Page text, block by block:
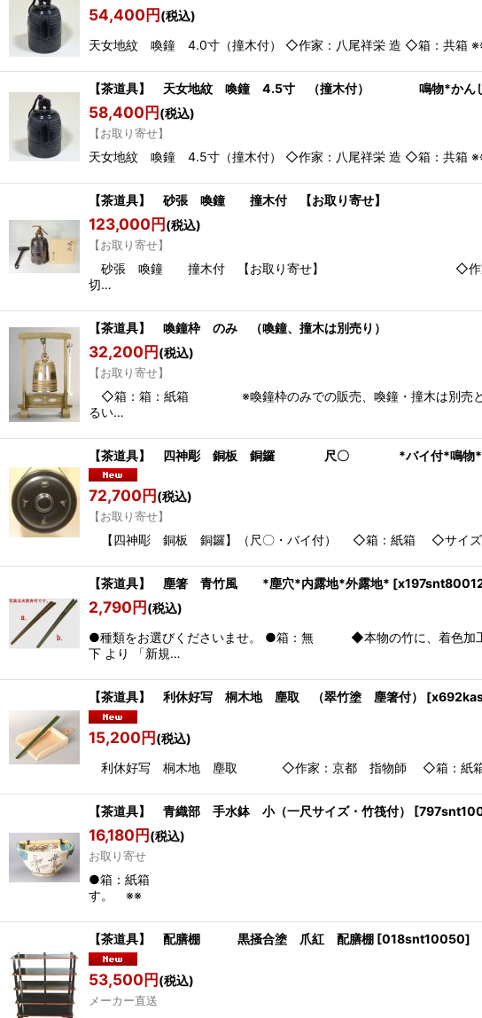
54,400円(税込)
天女地紋 喚鐘 4.0寸（撞木付） ◇作家：八尾祥栄 造 ◇箱：共箱
【茶道具】 天女地紋 喚鐘 4.5寸 （撞木付） 鳴物*かんし
58,400円(税込)
【お取り寄せ】
天女地紋 喚鐘 4.5寸（撞木付） ◇作家：八尾祥栄 造 ◇箱：共箱
【茶道具】 砂張 喚鐘 撞木付 【お取り寄せ】 *か
123,000円(税込)
【お取り寄せ】
砂張 喚鐘 撞木付 【お取り寄せ】 ◇作家：義長 造 ◇
切…
【茶道具】 喚鐘枠 のみ （喚鐘、撞木は別売り） *鳴
32,200円(税込)
【お取り寄せ】
◇箱：箱：紙箱 ※喚鐘枠のみでの販売
るい…
【茶道具】 四神彫 銅板 銅鑼 尺〇 *バイ付*鳴物*
72,700円(税込)
【お取り寄せ】
【四神彫 銅板 銅鑼】（尺〇・バイ付） ◇箱：紙箱 ◇サイズ
【茶道具】 塵箸 青竹風 *塵穴*内露地*外露地* [
2,790円(税込)
●種類をお選びくださいませ。 ●箱：無 ◆本物の竹に、着色加
下 より 「新規…
【茶道具】 利休好写 桐木地 塵取 （翠竹塗 塵箸付） [
15,200円(税込)
利休好写 桐木地 塵取 ◇作家：京都 指物師 ◇箱：紙箱
【茶道具】 青織部 手水鉢 小（一尺サイズ・竹筏付） [
16,180円(税込)
お取り寄せ
●箱：紙箱 ※※ 画面 左下 より 「新規登録
す。 ※※
【茶道具】 配膳棚 黒掻合塗 爪紅 配膳棚 [018snt10050]
53,500円(税込)
メーカー直送